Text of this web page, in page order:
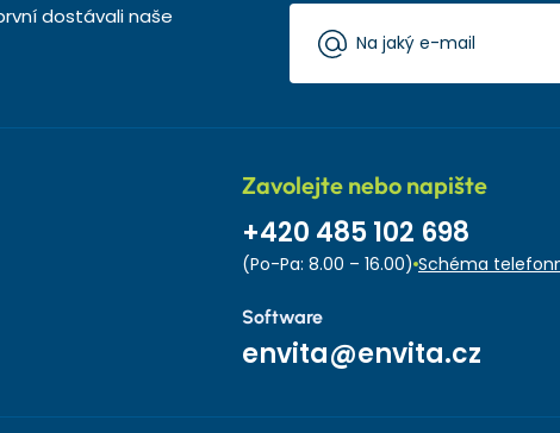
dostávali naše
Zavolejte nebo napište
+420 485 102 698
(Po-Pa: 8.00 – 16.00) Schéma
Software
envita@envita.cz